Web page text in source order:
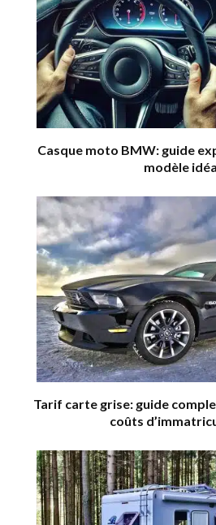
Casque moto BMW: guide
modèle
Tarif carte grise: guide
coûts